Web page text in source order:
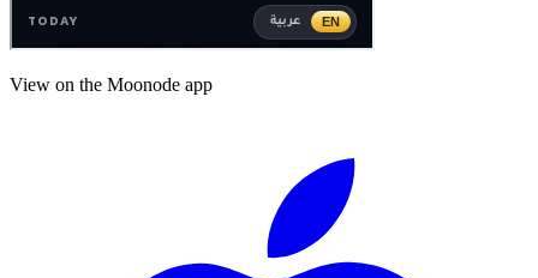
View on the Moonode app